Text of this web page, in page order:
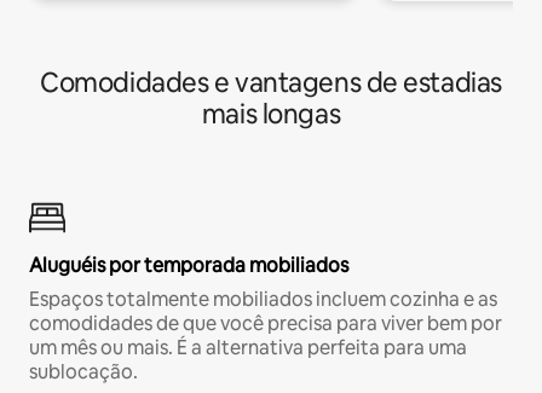
Comodidades e vantagens de estadias
mais longas
Aluguéis por temporada mobiliados
Espaços totalmente mobiliados incluem cozinha e as
comodidades de que você precisa para viver bem por
um mês ou mais. É a alternativa perfeita para uma
sublocação.